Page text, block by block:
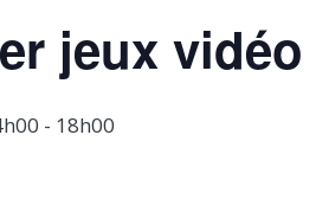
jeux vidéo
- 18h00